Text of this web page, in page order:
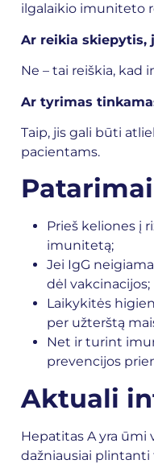
ilgalaikio imuniteto
Ar reikia skiepytis,
Ne – tai reiškia, kad
Ar tyrimas
Taip, jis gali būti
pacientams.
Patarimai
Prieš keliones į
imunitetą;
Jei IgG
dėl vakcinacijos;
Laikykitės
per užterštą
Net ir turint
prevencijos
Aktuali
Hepatitas A yra ūmi
dažniausiai plintanti